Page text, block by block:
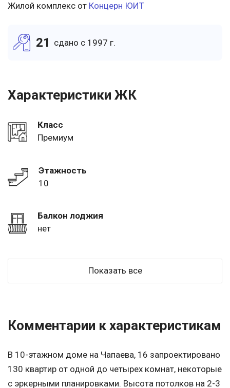
Жилой комплекс от Концерн ЮИТ
21 cдано c 1997 г.
Характеристики ЖК
Класс
Премиум
Этажность
10
Балкон лоджия
нет
Показать все
Комментарии к характеристикам
В 10-этажном доме на Чапаева, 16 запроектировано
130 квартир от одной до четырех комнат, некоторые
с эркерными планировками. Высота потолков на 2-3